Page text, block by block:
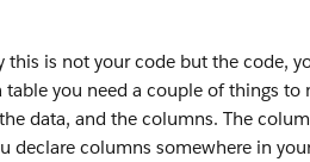
this is not your code but the code,
table you need a couple of things
data, and the columns. The
declare columns somewhere in